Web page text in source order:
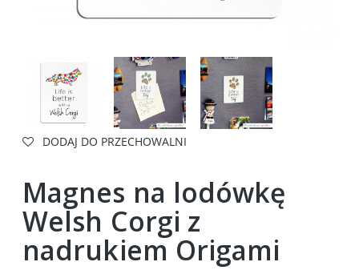
DODAJ DO PRZECHOWALNI
Magnes na lodówkę
Welsh Corgi z
nadrukiem Origami